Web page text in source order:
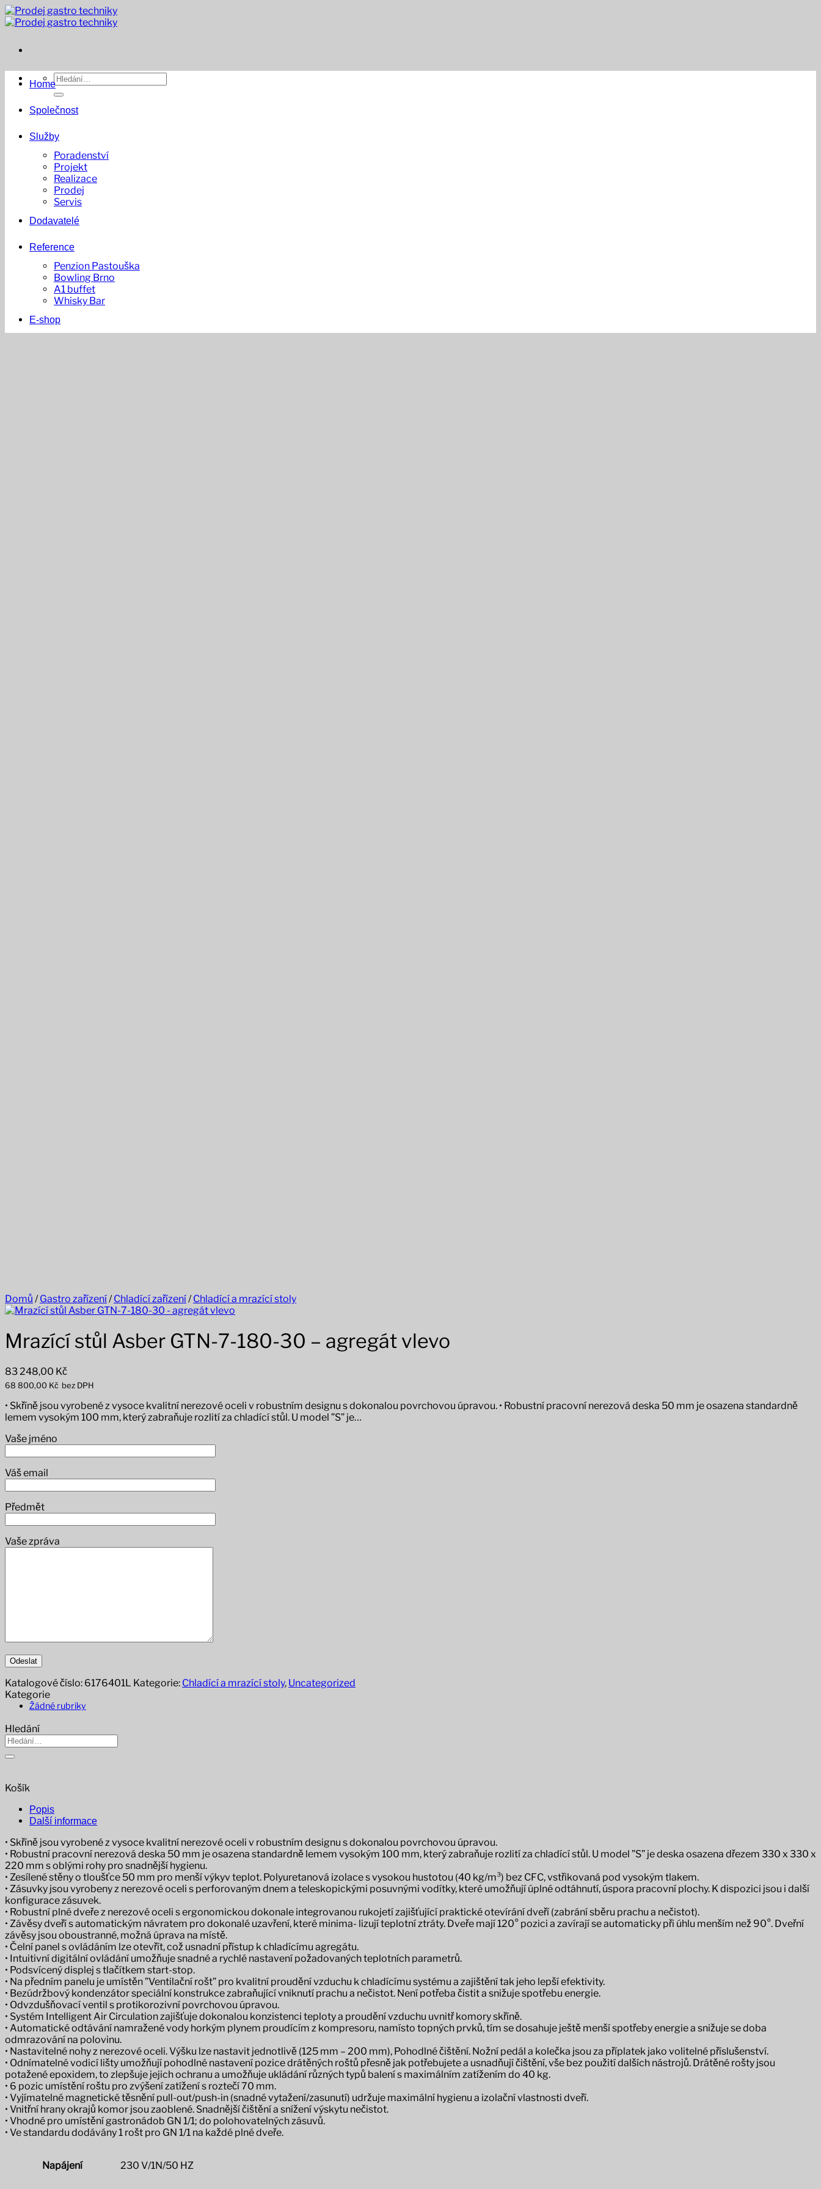
Přeskočit
na
Hledat:
Home
Společnost
Služby
Poradenství
Projekt
Realizace
Prodej
Servis
Dodavatelé
Reference
Penzion Pastouška
Bowling Brno
A1 buffet
Whisky Bar
E-shop
Domů / Gastro zařízení/ Chladící zařízení/ Chladící a mrazící stoly
Mrazící stůl Asber GTN-7-180-30 – agregát vlevo
83 248,00 Kč
68 800,00 Kč bez DPH
• Skříně jsou vyrobené z vysoce kvalitní nerezové oceli v robustním designu s dokonalou povrchovou úpravou. • Robustní pracovní nerezová deska 50 mm je osazena standardně
lemem vysokým 100 mm, který zabraňuje rozlití za chladící stůl. U model ”S” je…
Vaše jméno
Váš email
Předmět
Vaše zpráva
Katalogové číslo: 6176401L Kategorie: Chladící a mrazící stoly, Uncategorized
Kategorie
Žádné rubriky
Hledání
Hledat:
Košík
Popis
Další informace
• Skříně jsou vyrobené z vysoce kvalitní nerezové oceli v robustním designu s dokonalou povrchovou úpravou.
• Robustní pracovní nerezová deska 50 mm je osazena standardně lemem vysokým 100 mm, který zabraňuje rozlití za chladící stůl. U model ”S” je deska osazena dřezem 330 x 330 x
220 mm s oblými rohy pro snadnější hygienu.
• Zesílené stěny o tloušťce 50 mm pro menší výkyv teplot. Polyuretanová izolace s vysokou hustotou (40 kg/m³) bez CFC, vstřikovaná pod vysokým tlakem.
• Zásuvky jsou vyrobeny z nerezové oceli s perforovaným dnem a teleskopickými posuvnými vodítky, které umožňují úplné odtáhnutí, úspora pracovní plochy. K dispozici jsou i další
konfigurace zásuvek.
• Robustní plné dveře z nerezové oceli s ergonomickou dokonale integrovanou rukojetí zajišťující praktické otevírání dveří (zabrání sběru prachu a nečistot).
• Závěsy dveří s automatickým návratem pro dokonalé uzavření, které minima- lizují teplotní ztráty. Dveře mají 120° pozici a zavírají se automaticky při úhlu menším než 90°. Dveřní
závěsy jsou oboustranné, možná úprava na místě.
• Čelní panel s ovládáním lze otevřít, což usnadní přístup k chladícímu agregátu.
• Intuitivní digitální ovládání umožňuje snadné a rychlé nastavení požadovaných teplotních parametrů.
• Podsvícený displej s tlačítkem start-stop.
• Na předním panelu je umístěn ”Ventilační rošt” pro kvalitní proudění vzduchu k chladícímu systému a zajištění tak jeho lepší efektivity.
• Bezúdržbový kondenzátor speciální konstrukce zabraňující vniknutí prachu a nečistot. Není potřeba čistit a snižuje spotřebu energie.
• Odvzdušňovací ventil s protikorozivní povrchovou úpravou.
• Systém Intelligent Air Circulation zajišťuje dokonalou konzistenci teploty a proudění vzduchu uvnitř komory skříně.
• Automatické odtávání namražené vody horkým plynem proudícím z kompresoru, namísto topných prvků, tím se dosahuje ještě menší spotřeby energie a snižuje se doba
odmrazování na polovinu.
• Nastavitelné nohy z nerezové oceli. Výšku lze nastavit jednotlivě (125 mm – 200 mm), Pohodlné čištění. Nožní pedál a kolečka jsou za příplatek jako volitelné příslušenství.
• Odnímatelné vodicí lišty umožňují pohodlné nastavení pozice drátěných roštů přesně jak potřebujete a usnadňují čištění, vše bez použití dalších nástrojů. Drátěné rošty jsou
potažené epoxidem, to zlepšuje jejich ochranu a umožňuje ukládání různých typů balení s maximálním zatížením do 40 kg.
• 6 pozic umístění roštu pro zvýšení zatížení s roztečí 70 mm.
• Vyjímatelné magnetické těsnění pull-out/push-in (snadné vytažení/zasunutí) udržuje maximální hygienu a izolační vlastnosti dveří.
• Vnitřní hrany okrajů komor jsou zaoblené. Snadnější čištění a snížení výskytu nečistot.
• Vhodné pro umístění gastronádob GN 1/1; do polohovatelných zásuvů.
• Ve standardu dodávány 1 rošt pro GN 1/1 na každé plné dveře.
Napájení 230 V/1N/50 HZ